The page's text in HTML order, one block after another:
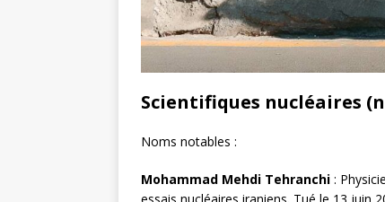
Scientifiques nucléaires
Noms notables :
Mohammad Mehdi Tehranchi :
essais nucléaires iraniens. Tué le 13 juin